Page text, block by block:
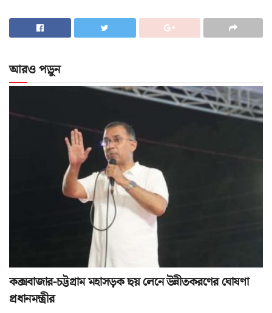
আরও পড়ুন
কক্সবাজার-চট্টগ্রাম মহাসড়ক ছয় লেনে উন্নীতকরণের ঘোষণা
প্রধানমন্ত্রীর